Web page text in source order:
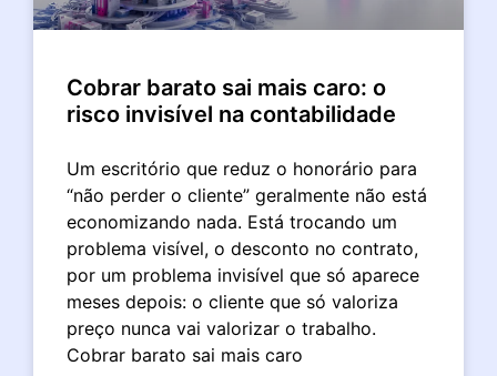
Cobrar barato sai mais caro: o
risco invisível na contabilidade
Um escritório que reduz o honorário para
“não perder o cliente” geralmente não está
economizando nada. Está trocando um
problema visível, o desconto no contrato,
por um problema invisível que só aparece
meses depois: o cliente que só valoriza
preço nunca vai valorizar o trabalho.
Cobrar barato sai mais caro